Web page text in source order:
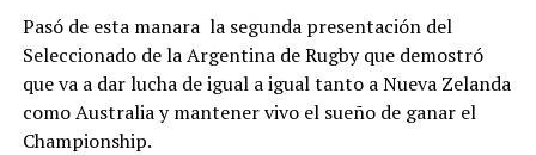
Pasó de esta manara la segunda presentación del
Seleccionado de la Argentina de Rugby que demostró
que va a dar lucha de igual a igual tanto a Nueva Zelanda
como Australia y mantener vivo el sueño de ganar el
Championship.